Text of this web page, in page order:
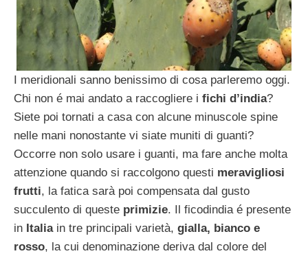
I meridionali sanno benissimo di cosa parleremo oggi.
Chi non é mai andato a raccogliere i fichi d’india?
Siete poi tornati a casa con alcune minuscole spine
nelle mani nonostante vi siate muniti di guanti?
Occorre non solo usare i guanti, ma fare anche molta
attenzione quando si raccolgono questi meravigliosi
frutti, la fatica sarà poi compensata dal gusto
succulento di queste primizie. Il ficodindia é presente
in Italiain tre principali varietà, gialla, bianco e
rosso, la cui denominazione deriva dal colore del